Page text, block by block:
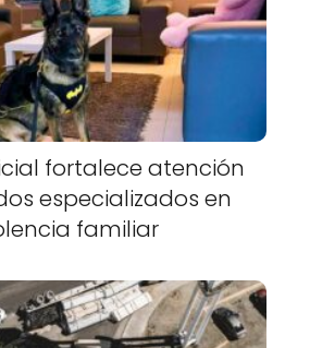
fortalece atención
especializados en
familiar